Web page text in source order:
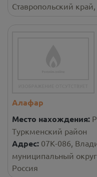
Ставропольский
Алафар
Место нахождения:
Туркменский район
Адрес: 07К-086,
муниципальный
Россия